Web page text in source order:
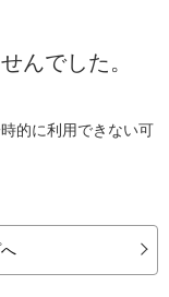
んでした。
的に利用できない可